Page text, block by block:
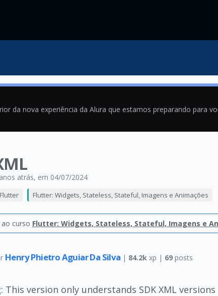
da nova experiência da Alura que estamos preparando para
atrás, em 04/07/2024
Flutter Flutter: Widgets, Stateless, Stateful, Imagens e Animações
curso Flutter: Widgets, Stateless, Stateful, Imagens e
Henry Phietro Aguiar Da Silva | 84.2k xp | 69 posts
This version only understands SDK XML